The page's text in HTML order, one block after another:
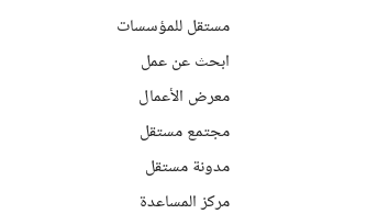
مستقل للمؤسسات
ابحث عن عمل
معرض الأعمال
مجتمع مستقل
مدونة مستقل
مركز المساعدة